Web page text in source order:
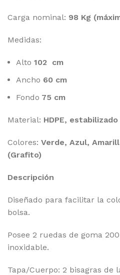
Carga nominal: 98 Kg
Medidas:
Alto 102 cm
Ancho 60 cm
Fondo 75 cm
Material: HDPE,
Colores: Verde, Azul,
(Grafito)
Descripción
Diseñado para facilitar la
bolsa.
Posee 2 ruedas de goma
inoxidable.
Tapa/Cuerpo: 2 bisagras de